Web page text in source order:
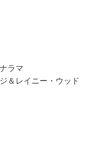
ラマ
レイニー・ウッド